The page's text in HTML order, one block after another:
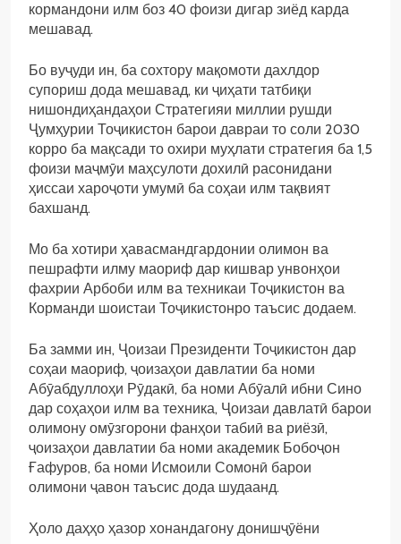
кормандони илм боз 40 фоизи дигар зиёд карда
мешавад.
Бо вуҷуди ин, ба сохтору мақомоти дахлдор
супориш дода мешавад, ки ҷиҳати татбиқи
нишондиҳандаҳои Стратегияи миллии рушди
Ҷумҳурии Тоҷикистон барои давраи то соли 2030
корро ба мақсади то охири муҳлати стратегия ба 1,5
фоизи маҷмӯи маҳсулоти дохилӣ расонидани
ҳиссаи хароҷоти умумӣ ба соҳаи илм тақвият
бахшанд.
Мо ба хотири ҳавасмандгардонии олимон ва
пешрафти илму маориф дар кишвар унвонҳои
фахрии Арбоби илм ва техникаи Тоҷикистон ва
Корманди шоистаи Тоҷикистонро таъсис додаем.
Ба замми ин, Ҷоизаи Президенти Тоҷикистон дар
соҳаи маориф, ҷоизаҳои давлатии ба номи
Абӯабдуллоҳи Рӯдакӣ, ба номи Абӯалӣ ибни Сино
дар соҳаҳои илм ва техника, Ҷоизаи давлатӣ барои
олимону омӯзгорони фанҳои табиӣ ва риёзӣ,
ҷоизаҳои давлатии ба номи академик Бобоҷон
Ғафуров, ба номи Исмоили Сомонӣ барои
олимони ҷавон таъсис дода шудаанд.
Ҳоло даҳҳо ҳазор хонандагону донишҷӯёни